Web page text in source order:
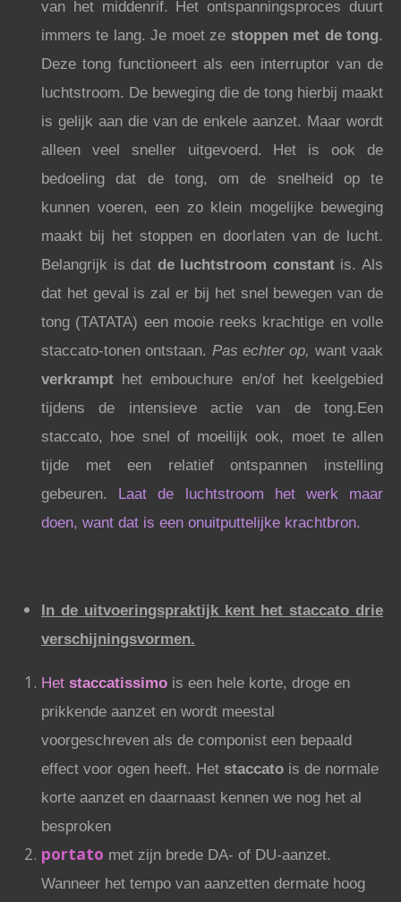
van het middenrif. Het ontspanningsproces duurt
immers te lang. Je moet ze stoppen met de tong.
Deze tong functioneert als een interruptor van de
luchtstroom. De beweging die de tong hierbij maakt
is gelijk aan die van de enkele aanzet. Maar wordt
alleen veel sneller uitgevoerd. Het is ook de
bedoeling dat de tong, om de snelheid op te
kunnen voeren, een zo klein mogelijke beweging
maakt bij het stoppen en doorlaten van de lucht.
Belangrijk is dat de luchtstroom constant is. Als
dat het geval is zal er bij het snel bewegen van de
tong (TATATA) een mooie reeks krachtige en volle
staccato-tonen ontstaan. Pas echter op, want vaak
verkrampt het embouchure en/of het keelgebied
tijdens de intensieve actie van de tong.Een
staccato, hoe snel of moeilijk ook, moet te allen
tijde met een relatief ontspannen instelling
gebeuren. Laat de luchtstroom het werk maar
doen, want dat is een onuitputtelijke krachtbron.
In de uitvoeringspraktijk kent het staccato drie
verschijningsvormen.
Het staccatissimo is een hele korte, droge en
prikkende aanzet en wordt meestal
voorgeschreven als de componist een bepaald
effect voor ogen heeft. Het staccato is de normale
korte aanzet en daarnaast kennen we nog het al
besproken
portato met zijn brede DA- of DU-aanzet.
Wanneer het tempo van aanzetten dermate hoog